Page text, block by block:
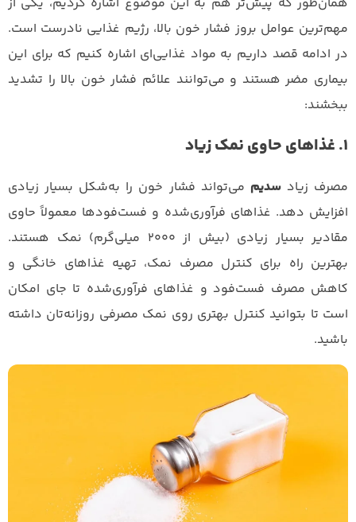
مهم‌ترین عوامل بروز فشار خون بالا، رژیم غذایی نادرست است.
در ادامه قصد داریم به مواد غذایی‌ای اشاره کنیم که برای این
بیماری مضر هستند و می‌توانند علائم فشار خون بالا را تشدید
ببخشند:
1. غذاهای حاوی نمک زیاد
مصرف زیادسدیم می‌تواند فشار خون را به‌شکل بسیار زیادی
افزایش دهد. غذاهای فرآوری‌شده و فست‌فودها معمولاً حاوی
مقادیر بسیار زیادی (بیش از ۲۰۰۰ میلی‌گرم) نمک هستند.
بهترین راه برای کنترل مصرف نمک، تهیه غذاهای خانگی و
کاهش مصرف فست‌فود و غذاهای فرآوری‌شده تا جای امکان
است تا بتوانید کنترل بهتری روی نمک مصرفی روزانه‌تان داشته
باشید.